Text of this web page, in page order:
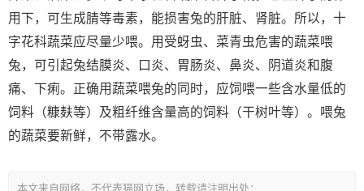
用下，可生成腈等毒素，能损害兔的肝脏、肾脏。所以，十
字花科蔬菜应尽量少喂。用受蚜虫、菜青虫危害的蔬菜喂
兔，可引起兔结膜炎、口炎、胃肠炎、鼻炎、阴道炎和腹
痛、下痢。正确用蔬菜喂兔的同时，应饲喂一些含水量低的
饲料（糠麸等）及粗纤维含量高的饲料（干树叶等）。喂兔
的蔬菜要新鲜，不带露水。
本文来自网络，不代表猫网立场，转载请注明出处：